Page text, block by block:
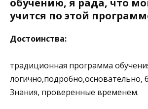
учится по этой
Достоинства:
традиционная программа
логично,подробно,основательно,
Знания, проверенные временем.